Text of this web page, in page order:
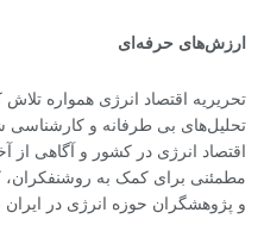
ارزش‌های حرفه‌ای
تحریریه اقتصاد انرژی همواره
تحلیل‌های بی طرفانه و
اقتصاد انرژی در کشور و آگاهی از
مطمئنی برای کمک به روشنفکران،
و پژوهشگران حوزه انرژی در ایران